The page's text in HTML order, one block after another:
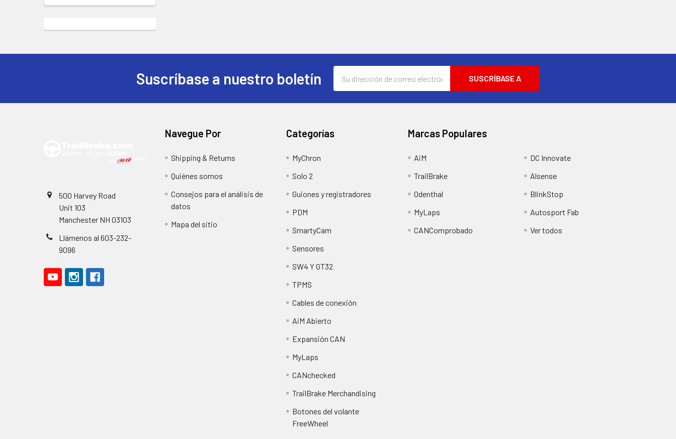
de
Suscríbase a nuestro boletín
500 Harvey Road
Unit 103
Manchester NH 03103
Llámenos al 603-232-
9096
Navegue Por
Shipping & Returns
Quiénes somos
Consejos para el análisis de
datos
Mapa del sitio
Categorías
MyChron
Solo 2
Guiones y registradores
PDM
SmartyCam
Sensores
SW4 Y GT32
TPMS
Cables de conexión
AiM Abierto
Expansión CAN
MyLaps
CANchecked
TrailBrake Merchandising
Botones del volante
FreeWheel
Marcas Populares
AiM
TrailBrake
Odenthal
MyLaps
CANComprobado
DC Innovate
Alsense
BlinkStop
Autosport Fab
Ver todos